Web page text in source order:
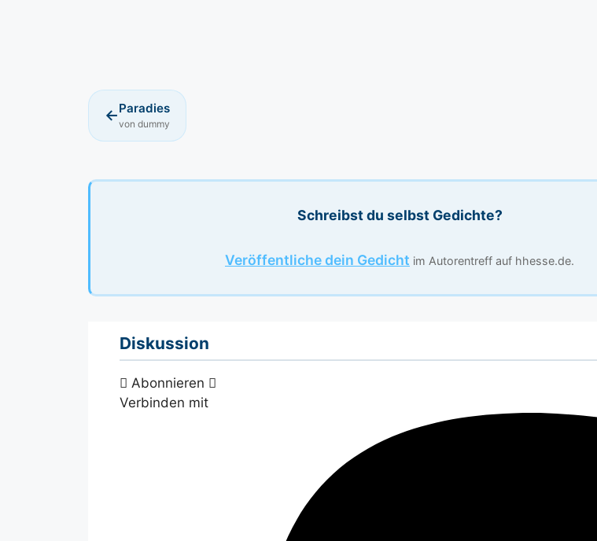
←Paradies
von dummy
Schreibst du selbst Gedichte?
Veröffentliche dein Gedicht im Autorentreff auf hhesse.de.
Diskussion
Abonnieren
Verbinden mit